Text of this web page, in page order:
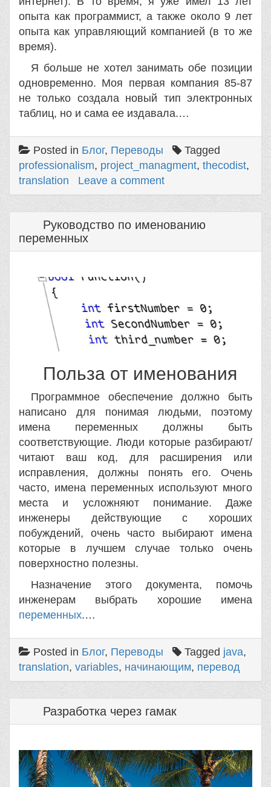
опыта как программист, а также около 9 лет
опыта как управляющий компанией (в то же
время).
Я больше не хотел занимать обе позиции
одновременно. Моя первая компания 85-87
не только создала новый тип электронных
таблиц, но и сама ее издавала.…
Posted in Блог, Переводы
Tagged
professionalism, project_managment, thecodist,
translation
Leave a comment
Руководство по именованию
переменных
Польза от именования
Программное обеспечение должно быть
написано для понимая людьми, поэтому
имена переменных должны быть
соответствующие. Люди которые разбирают/
читают ваш код, для расширения или
исправления, должны понять его. Очень
часто, имена переменных используют много
места и усложняют понимание. Даже
инженеры действующие с хороших
побуждений, очень часто выбирают имена
которые в лучшем случае только очень
поверхностно полезны.
Назначение этого документа, помочь
инженерам выбрать хорошие имена
переменных.…
Posted in Блог, Переводы Tagged java,
translation, variables, начинающим, перевод
Разработка через гамак